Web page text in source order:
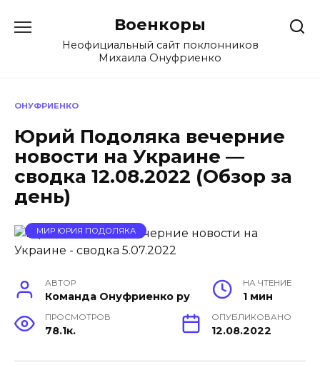
содержанию
Военкоры
Неофициальный сайт поклонников
Михаила Онуфриенко
ОНУФРИЕНКО
Юрий Подоляка вечерние
новости на Украине —
сводка 12.08.2022 (Обзор за
день)
МИР ЮРИЯ ПОДОЛЯКА
АВТОР
Команда Онуфриенко ру
НА ЧТЕНИЕ
1 мин
ПРОСМОТРОВ
78.1к.
ОПУБЛИКОВАНО
12.08.2022